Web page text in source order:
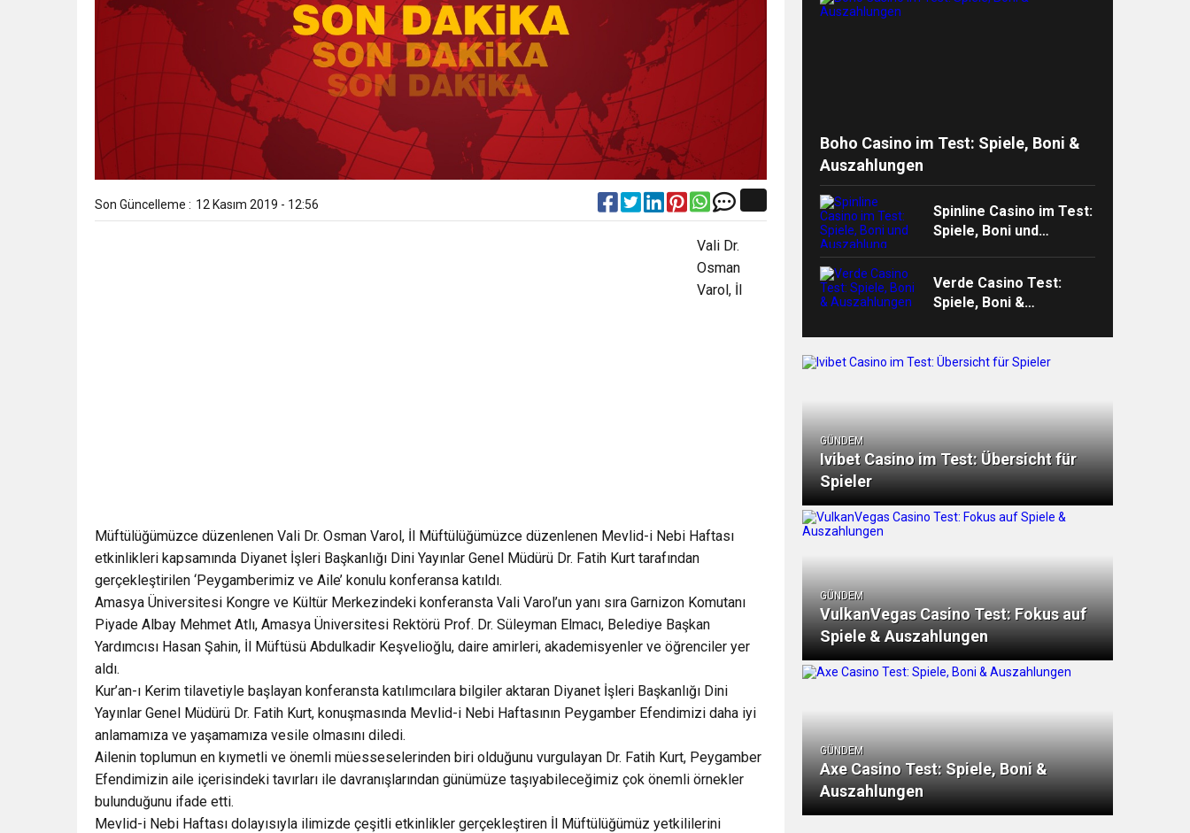
Son Güncelleme : 12 Kasım 2019 - 12:56
Vali Dr.
Osman
Varol, İl
Müftülüğümüzce düzenlenen Vali Dr. Osman Varol, İl Müftülüğümüzce düzenlenen Mevlid-i Nebi Haftası
etkinlikleri kapsamında Diyanet İşleri Başkanlığı Dini Yayınlar Genel Müdürü Dr. Fatih Kurt tarafından
gerçekleştirilen ‘Peygamberimiz ve Aile’ konulu konferansa katıldı.
Amasya Üniversitesi Kongre ve Kültür Merkezindeki konferansta Vali Varol’un yanı sıra Garnizon Komutanı
Piyade Albay Mehmet Atlı, Amasya Üniversitesi Rektörü Prof. Dr. Süleyman Elmacı, Belediye Başkan
Yardımcısı Hasan Şahin, İl Müftüsü Abdulkadir Keşvelioğlu, daire amirleri, akademisyenler ve öğrenciler yer
aldı.
Kur’an-ı Kerim tilavetiyle başlayan konferansta katılımcılara bilgiler aktaran Diyanet İşleri Başkanlığı Dini
Yayınlar Genel Müdürü Dr. Fatih Kurt, konuşmasında Mevlid-i Nebi Haftasının Peygamber Efendimizi daha iyi
anlamamıza ve yaşamamıza vesile olmasını diledi.
Ailenin toplumun en kıymetli ve önemli müesseselerinden biri olduğunu vurgulayan Dr. Fatih Kurt, Peygamber
Efendimizin aile içerisindeki tavırları ile davranışlarından günümüze taşıyabileceğimiz çok önemli örnekler
bulunduğunu ifade etti.
Mevlid-i Nebi Haftası dolayısıyla ilimizde çeşitli etkinlikler gerçekleştiren İl Müftülüğümüz yetkililerini
Boho Casino im Test: Spiele, Boni &
Auszahlungen
Spinline Casino im Test:
Spiele, Boni und
Verde Casino Test:
Spiele, Boni &
GÜNDEM
Ivibet Casino im Test: Übersicht für
Spieler
GÜNDEM
VulkanVegas Casino Test: Fokus auf
Spiele & Auszahlungen
GÜNDEM
Axe Casino Test: Spiele, Boni &
Auszahlungen